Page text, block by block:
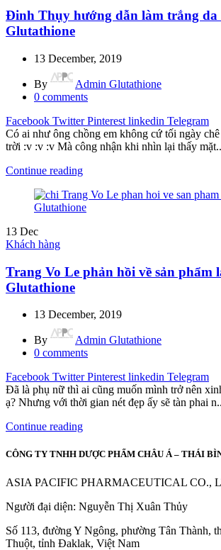
Đinh Thụy hướng dẫn làm trắng da
Glutathione
13 December, 2019
By
Admin Glutathione
0 comments
Facebook Twitter Pinterest linkedin Telegram
Có ai như ông chồng em không cứ tối ngày
trời :v :v :v Mà công nhận khi nhìn lại thấy
Continue reading
13 Dec
Khách hàng
Trang Vo Le phản hồi về sản phẩm
Glutathione
13 December, 2019
By
Admin Glutathione
0 comments
Facebook Twitter Pinterest linkedin Telegram
Đã là phụ nữ thì ai cũng muốn mình trở nên
ạ? Nhưng với thời gian nét đẹp ấy sẽ tàn phai
Continue reading
CÔNG TY TNHH DƯỢC PHẨM CHÂU Á – THÁI
ASIA PACIFIC PHARMACEUTICAL CO.,
Người đại diện: Nguyễn Thị Xuân Thủy
Số 113, đường Y Ngông, phường Tân Thành,
Thuột, tỉnh Đaklak, Việt Nam